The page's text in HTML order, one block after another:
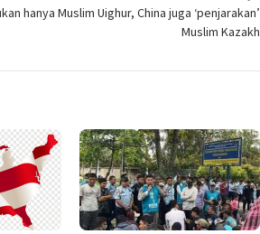
hanya Muslim Uighur, China juga ‘penjarakan’
Muslim Kazakh